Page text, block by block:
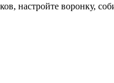
настройте воронку,